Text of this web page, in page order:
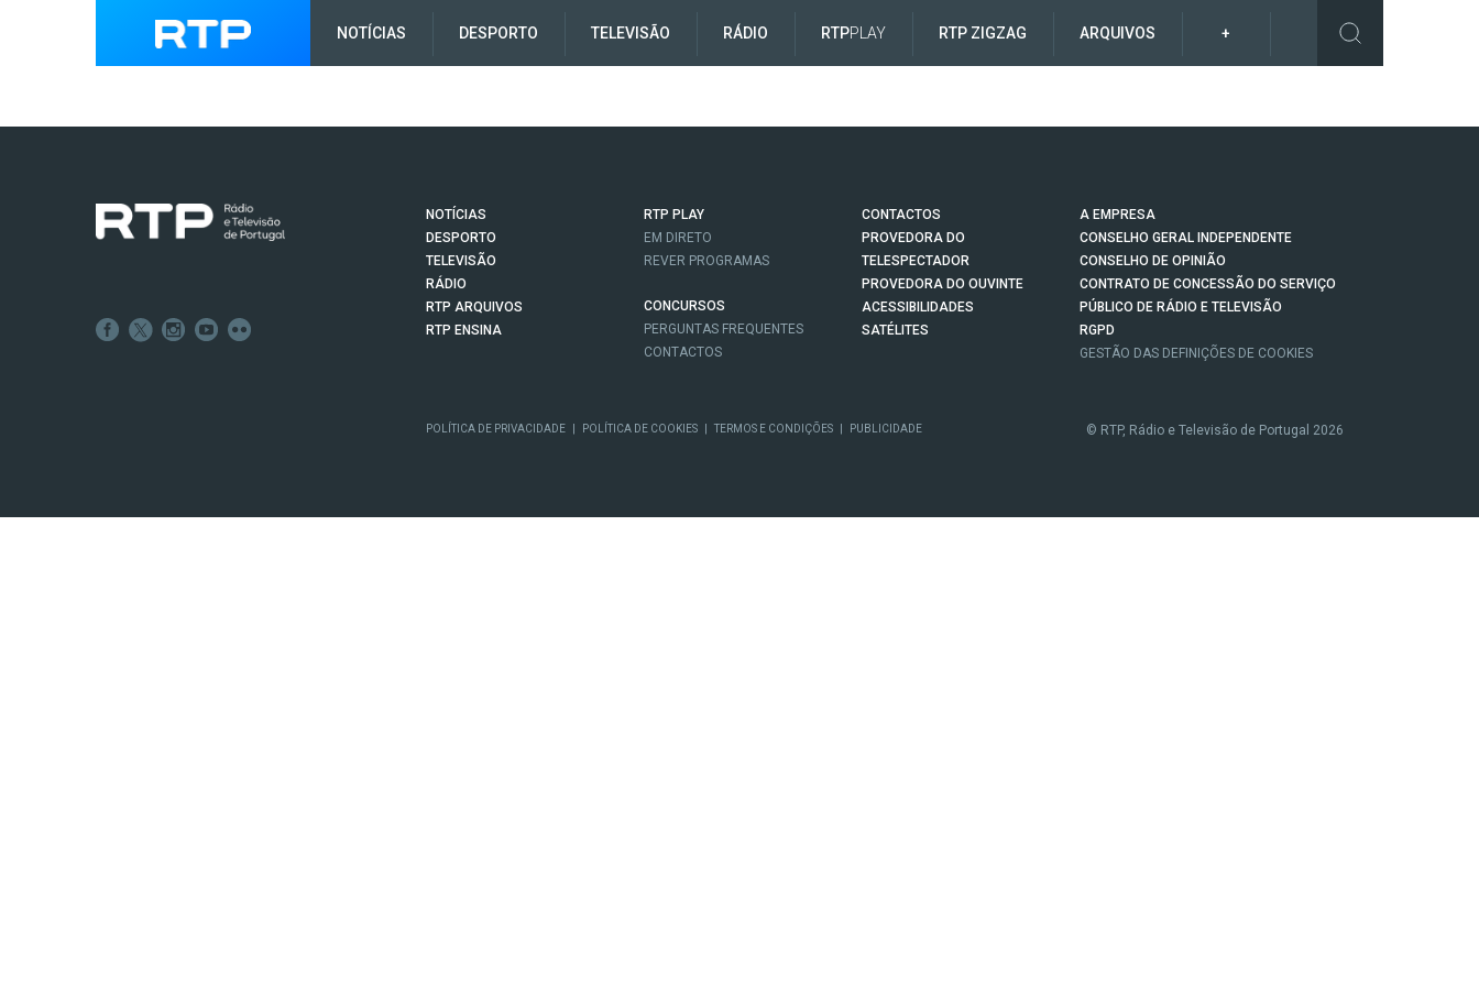
NOTÍCIAS DESPORTO TELEVISÃO RÁDIO RTPPLAY RTP ZIGZAG ARQUIVOS +
NOTÍCIAS
DESPORTO
TELEVISÃO
RÁDIO
RTP ARQUIVOS
RTP ENSINA
RTP PLAY
EM DIRETO
REVER PROGRAMAS
CONCURSOS
PERGUNTAS FREQUENTES
CONTACTOS
CONTACTOS
PROVEDORA DO
TELESPECTADOR
PROVEDORA DO OUVINTE
ACESSIBILIDADES
SATÉLITES
A EMPRESA
CONSELHO GERAL INDEPENDENTE
CONSELHO DE OPINIÃO
CONTRATO DE CONCESSÃO DO SERVIÇO
PÚBLICO DE RÁDIO E TELEVISÃO
RGPD
GESTÃO DAS DEFINIÇÕES DE COOKIES
POLÍTICA DE PRIVACIDADE POLÍTICA DE COOKIES TERMOS E CONDIÇÕES PUBLICIDADE © RTP, Rádio e Televisão de Portugal 2026